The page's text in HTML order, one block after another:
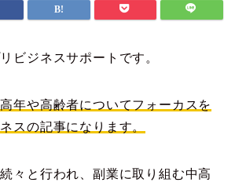
ビジネスサポートです。
年や高齢者についてフォーカスを
スの記事になります。
々と行われ、副業に取り組む中高